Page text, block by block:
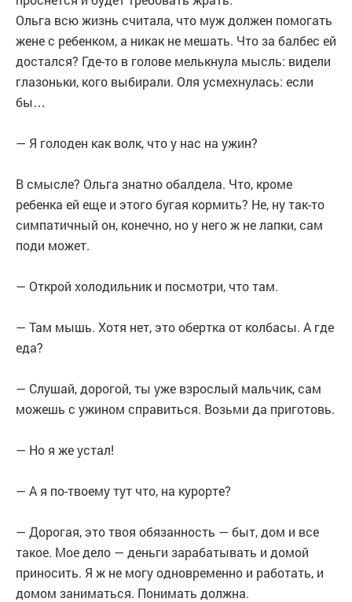
Ольга всю жизнь считала, что муж должен помогать
жене с ребенком, а никак не мешать. Что за балбес ей
достался? Где-то в голове мелькнула мысль: видели
глазоньки, кого выбирали. Оля усмехнулась: если
бы…
— Я голоден как волк, что у нас на ужин?
В смысле? Ольга знатно обалдела. Что, кроме
ребенка ей еще и этого бугая кормить? Не, ну так-то
симпатичный он, конечно, но у него ж не лапки, сам
поди может.
— Открой холодильник и посмотри, что там.
— Там мышь. Хотя нет, это обертка от колбасы. А где
еда?
— Слушай, дорогой, ты уже взрослый мальчик, сам
можешь с ужином справиться. Возьми да приготовь.
— Но я же устал!
— А я по-твоему тут что, на курорте?
— Дорогая, это твоя обязанность — быт, дом и все
такое. Мое дело — деньги зарабатывать и домой
приносить. Я ж не могу одновременно и работать, и
домом заниматься. Понимать должна.